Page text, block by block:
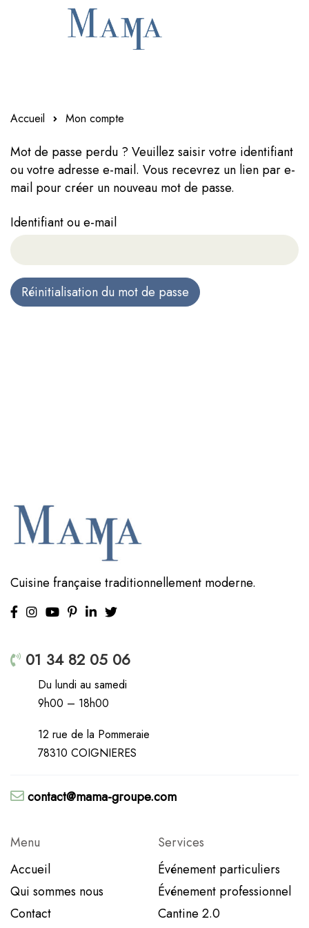
Accueil Mon compte
Mot de passe perdu ? Veuillez saisir votre identifiant
ou votre adresse e-mail. Vous recevrez un lien par e-
mail pour créer un nouveau mot de passe.
Identifiant ou e-mail
Réinitialisation du mot de passe
Cuisine française traditionnellement moderne.
01 34 82 05 06
Du lundi au samedi
9h00 – 18h00
12 rue de la Pommeraie
78310 COIGNIERES
contact@mama-groupe.com
Menu
Accueil
Qui sommes nous
Contact
Services
Événement particuliers
Événement professionnel
Cantine 2.0